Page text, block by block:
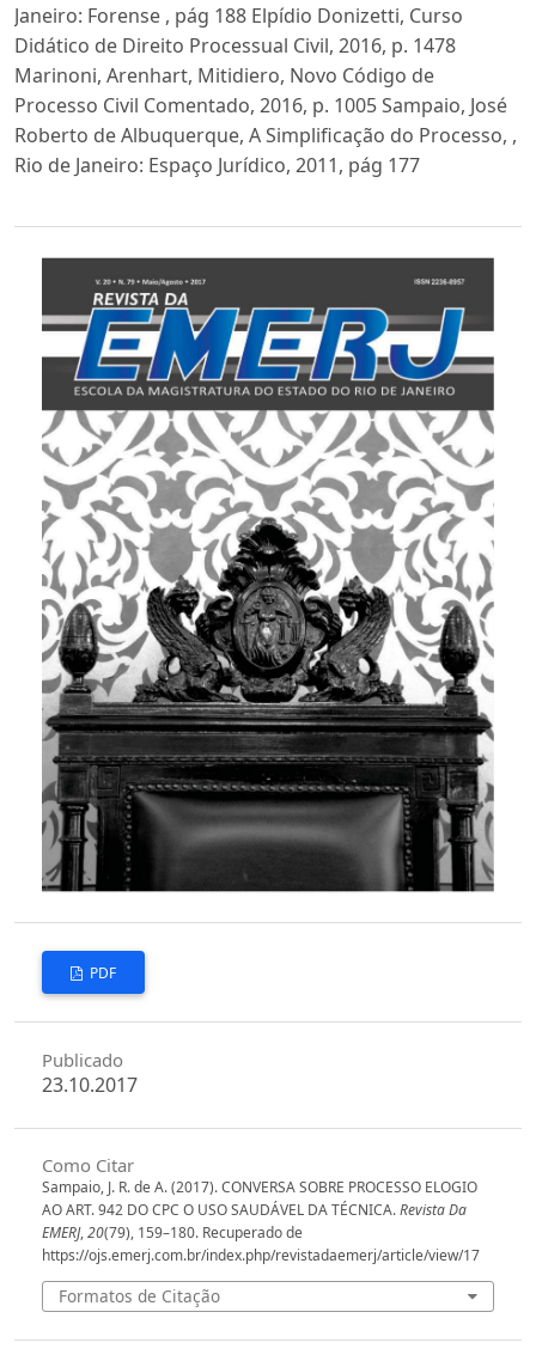
Janeiro: Forense , pág 188 Elpídio Donizetti, Curso
Didático de Direito Processual Civil, 2016, p. 1478
Marinoni, Arenhart, Mitidiero, Novo Código de
Processo Civil Comentado, 2016, p. 1005 Sampaio, José
Roberto de Albuquerque, A Simplificação do Processo, ,
Rio de Janeiro: Espaço Jurídico, 2011, pág 177
PDF
Publicado
23.10.2017
Como Citar
Sampaio, J. R. de A. (2017). CONVERSA SOBRE PROCESSO ELOGIO
AO ART. 942 DO CPC O USO SAUDÁVEL DA TÉCNICA.Revista Da
EMERJ,20(79), 159–180. Recuperado de
https://ojs.emerj.com.br/index.php/revistadaemerj/article/view/17
Formatos de Citação